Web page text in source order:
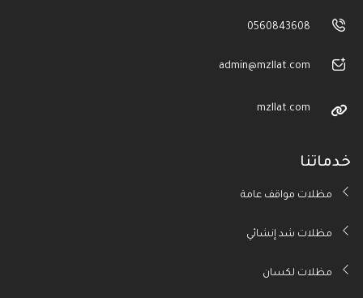
0560843608
admin@mzllat.com
mzllat.com
خدماتنا
مظلات مواقف عامة
مظلات شد إنشائي
مظلات لكسان